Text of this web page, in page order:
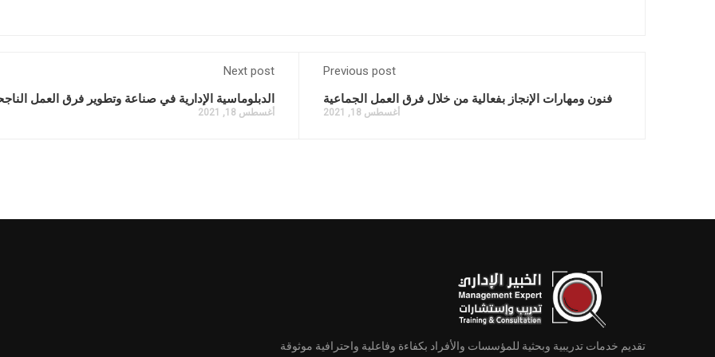
Previous post
فنون ومهارات الإنجاز بفعالية من خلال فرق العمل الجماعية
أغسطس 18, 2021
Next post
الدبلوماسية الإدارية في صناعة وتطوير فرق العمل
أغسطس 18, 2021
تقديم خدمات تدريبية وبحثية للمؤسسات والأفراد بكفاءة وفاعلية واحترافية موثوقة